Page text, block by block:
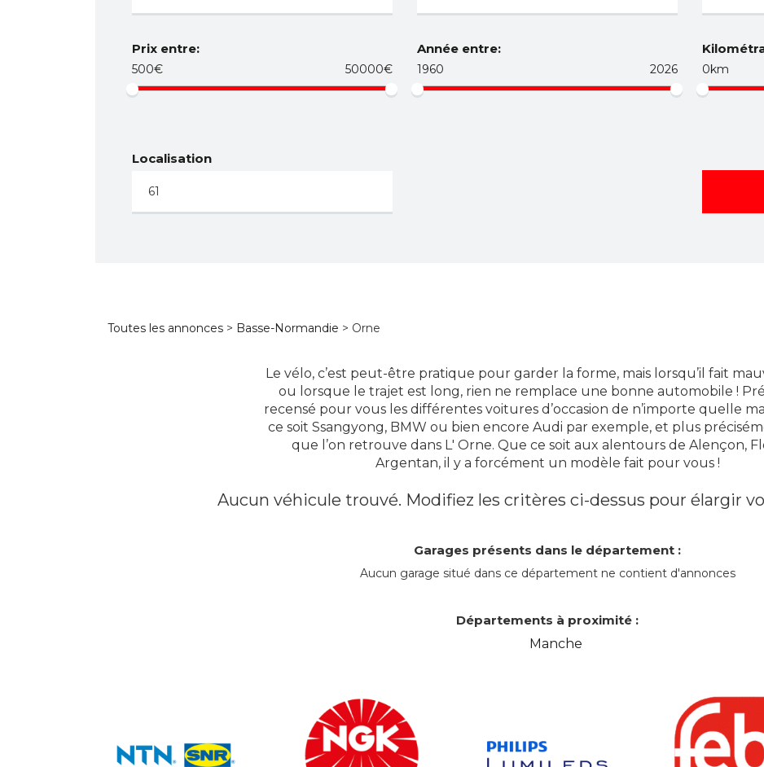
Prix entre:
500€ 50000€
Année entre:
1960 2026 0km
Localisation
Toutes les annonces > Basse-Normandie > Orne
Le vélo, c’est peut-être pratique pour garder la forme, mais lorsqu’il fait
ou lorsque le trajet est long, rien ne remplace une bonne automobile !
recensé pour vous les différentes voitures d’occasion de n’importe quelle
ce soit Ssangyong, BMW ou bien encore Audi par exemple, et plus
que l’on retrouve dans L' Orne. Que ce soit aux alentours de Alençon,
Argentan, il y a forcément un modèle fait pour vous !
Aucun véhicule trouvé. Modifiez les critères ci-dessus pour élargir
Garages présents dans le département :
Aucun garage situé dans ce département ne contient d'annonces
Départements à proximité :
Manche